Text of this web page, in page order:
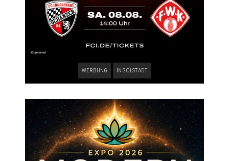
WERBUNG INGOLSTADT